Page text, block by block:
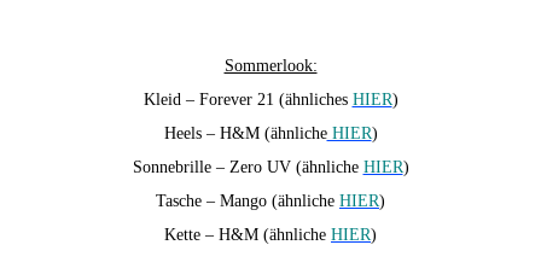
Sommerlook:
Kleid – Forever 21 (ähnliches HIER)
Heels – H&M (ähnlicheHIER)
Sonnebrille – Zero UV (ähnliche HIER)
Tasche – Mango (ähnliche HIER)
Kette – H&M (ähnliche HIER)